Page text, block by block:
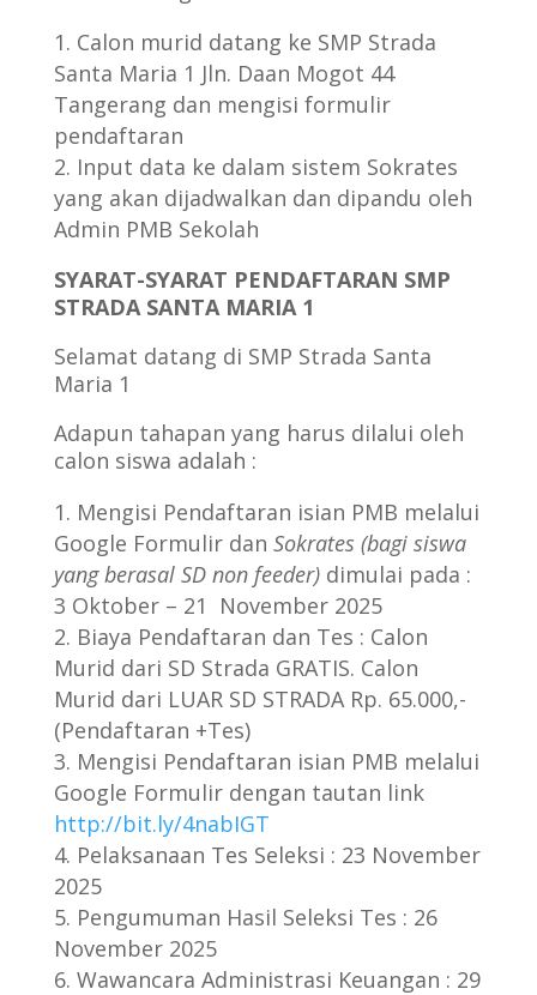
Calon murid datang ke SMP Strada
Santa Maria 1 Jln. Daan Mogot 44
Tangerang dan mengisi formulir
pendaftaran
Input data ke dalam sistem Sokrates
yang akan dijadwalkan dan dipandu oleh
Admin PMB Sekolah
SYARAT-SYARAT PENDAFTARAN SMP
STRADA SANTA MARIA 1
Selamat datang di SMP Strada Santa
Maria 1
Adapun tahapan yang harus dilalui oleh
calon siswa adalah :
Mengisi Pendaftaran isian PMB melalui
Google Formulir dan Sokrates (bagi siswa
yang berasal SD non feeder)dimulai pada :
3 Oktober – 21 November 2025
Biaya Pendaftaran dan Tes : Calon
Murid dari SD Strada GRATIS. Calon
Murid dari LUAR SD STRADA Rp. 65.000,-
(Pendaftaran +Tes)
Mengisi Pendaftaran isian PMB melalui
Google Formulir dengan tautan link
http://bit.ly/4nabIGT
Pelaksanaan Tes Seleksi : 23 November
2025
Pengumuman Hasil Seleksi Tes : 26
November 2025
Wawancara Administrasi Keuangan : 29